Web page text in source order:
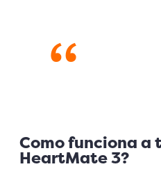
Como funciona a
HeartMate 3?